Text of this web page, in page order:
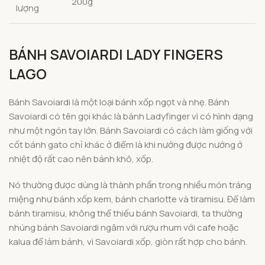
lượng
BÁNH SAVOIARDI LADY FINGERS
LAGO
Bánh Savoiardi là một loại bánh xốp ngọt và nhẹ. Bánh
Savoiardi có tên gọi khác là bánh Ladyfinger vì có hình dạng
như một ngón tay lớn. Bánh Savoiardi có cách làm giống với
cốt bánh gato chỉ khác ở điểm là khi nướng được nướng ở
nhiệt độ rất cao nên bánh khô, xốp.
Nó thường được dùng là thành phần trong nhiều món tráng
miệng như bánh xốp kem, bánh charlotte và tiramisu. Để làm
bánh tiramisu, không thể thiếu bánh Savoiardi, ta thường
nhúng bánh Savoiardi ngâm với rượu rhum với cafe hoặc
kalua để làm bánh, vì Savoiardi xốp, giòn rất hợp cho bánh.